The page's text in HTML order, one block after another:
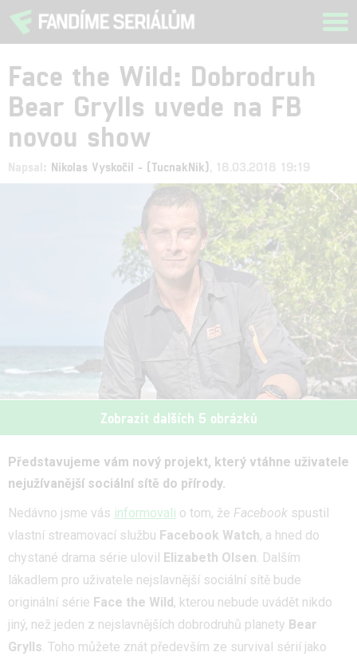
Face the Wild: Dobrodruh
Bear Grylls uvede na FB
novou show
Napsal: Nikolas Vyskočil - (TucnakNik) , 18.03.2018 19:19
Zobrazit dalších 5 obrázků
Představujeme vám nový projekt, který vtáhne uživatele
nejužívanější sociální sítě do přírody.
Nedávno jsme vás informovali o tom, že Facebook spustil
vlastní streamovací službu Facebook Watch, a hned do
chystané drama série ulovil
Elizabeth Olsen. Dalším
lákadlem pro uživatele nejslavnější sociální sítě bude
originální série Face the Wild , kterou nebude uvádět nikdo
jiný, než jeden z nejslavnějších dobrodruhů planety Bear
Grylls. Toho můžete znát především ze survival sérií jako